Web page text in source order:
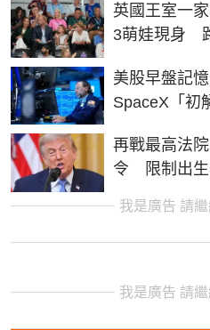
英國王室一
3萌娃現身
美股早盤記
SpaceX「初
再戰最高法
令 限制出生
我是廣告 請
我是廣告 請